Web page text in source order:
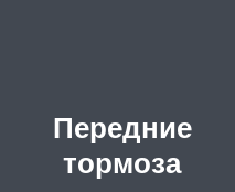
Передние
тормоза